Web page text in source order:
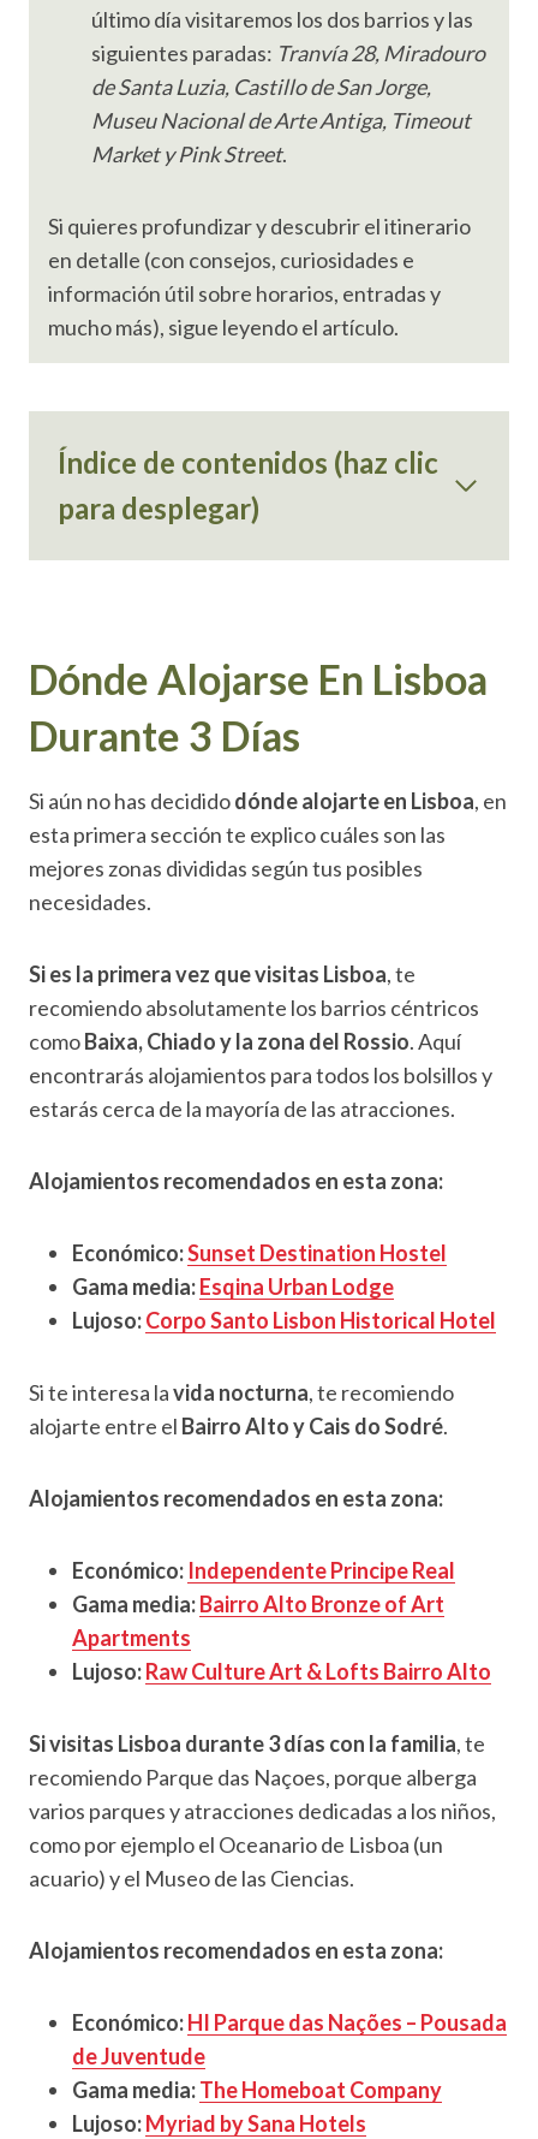
último día visitaremos los dos barrios y las
siguientes paradas: Tranvía 28, Miradouro
de Santa Luzia, Castillo de San Jorge,
Museu Nacional de Arte Antiga, Timeout
Market y Pink Street.
Si quieres profundizar y descubrir el itinerario
en detalle (con consejos, curiosidades e
información útil sobre horarios, entradas y
mucho más), sigue leyendo el artículo.
Índice de contenidos (haz clic
para desplegar)
Dónde Alojarse En Lisboa
Durante 3 Días
Si aún no has decididodónde alojarte en Lisboa, en
esta primera sección te explico cuáles son las
mejores zonas divididas según tus posibles
necesidades.
Si es la primera vez que visitas Lisboa, te
recomiendo absolutamente los barrios céntricos
comoBaixa, Chiado y la zona del Rossio. Aquí
encontrarás alojamientos para todos los bolsillos y
estarás cerca de la mayoría de las atracciones.
Alojamientos recomendados en esta zona:
Económico:Sunset Destination Hostel
Gama media:Esqina Urban Lodge
Lujoso:Corpo Santo Lisbon Historical Hotel
Si te interesa lavida nocturna, te recomiendo
alojarte entre el Bairro Alto y Cais do Sodré.
Alojamientos recomendados en esta zona:
Económico: Independente Principe Real
Gama media:Bairro Alto Bronze of Art
Apartments
Lujoso:Raw Culture Art & Lofts Bairro Alto
Si visitas Lisboa durante 3 días con la familia, te
recomiendo Parque das Naçoes, porque alberga
varios parques y atracciones dedicadas a los niños,
como por ejemplo el Oceanario de Lisboa (un
acuario) y el Museo de las Ciencias.
Alojamientos recomendados en esta zona:
Económico:HI Parque das Nações – Pousada
de Juventude
Gama media:The Homeboat Company
Lujoso:Myriad by Sana Hotels